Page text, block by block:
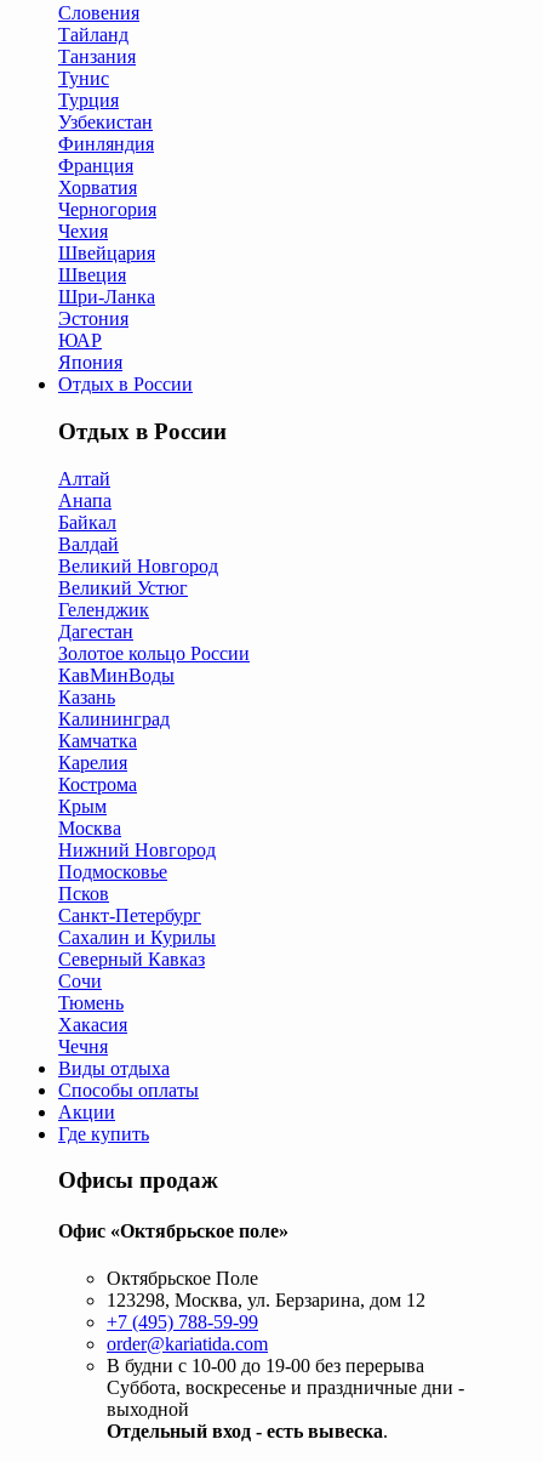
Словения
Тайланд
Танзания
Тунис
Турция
Узбекистан
Финляндия
Франция
Хорватия
Черногория
Чехия
Швейцария
Швеция
Шри-Ланка
Эстония
ЮАР
Япония
Отдых в России
Отдых в России
Алтай
Анапа
Байкал
Валдай
Великий Новгород
Великий Устюг
Геленджик
Дагестан
Золотое кольцо России
КавМинВоды
Казань
Калининград
Камчатка
Карелия
Кострома
Крым
Москва
Нижний Новгород
Подмосковье
Псков
Санкт-Петербург
Сахалин и Курилы
Северный Кавказ
Сочи
Тюмень
Хакасия
Чечня
Виды отдыха
Способы оплаты
Акции
Где купить
Офисы продаж
Офис «Октябрьское поле»
Октябрьское Поле
123298, Москва, ул. Берзарина, дом 12
+7 (495) 788-59-99
order@kariatida.com
В будни с 10-00 до 19-00 без перерыва
Суббота, воскресенье и праздничные дни -
выходной
Отдельный вход - есть вывеска.